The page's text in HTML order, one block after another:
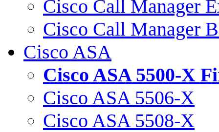
Cisco Call Manager
Cisco Call Manager
Cisco ASA
Cisco ASA 5500-X
Cisco ASA 5506-X
Cisco ASA 5508-X